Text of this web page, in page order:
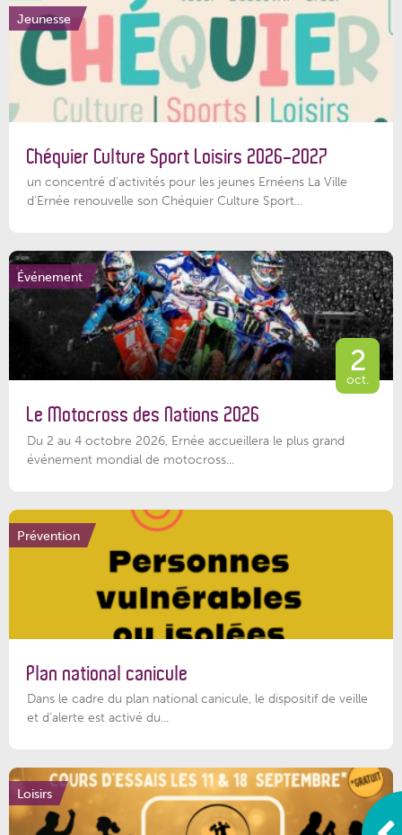
Jeunesse
Chéquier Culture Sport Loisirs 2026-2027
un concentré d’activités pour les jeunes Ernéens La Ville
d’Ernée renouvelle son Chéquier Culture Sport...
Événement
2
oct.
Le Motocross des Nations 2026
Du 2 au 4 octobre 2026, Ernée accueillera le plus grand
événement mondial de motocross...
Prévention
Plan national canicule
Dans le cadre du plan national canicule, le dispositif de veille
et d’alerte est activé du...
Loisirs